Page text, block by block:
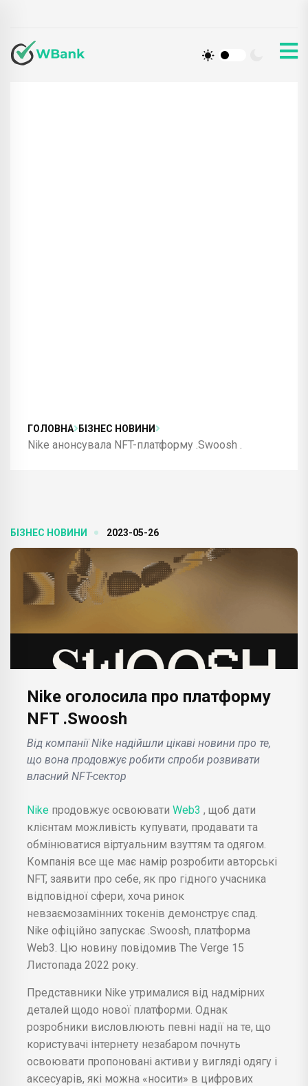
ГОЛОВНА БІЗНЕС НОВИНИ
Nike анонсувала NFT-платформу .Swoosh .
БІЗНЕС НОВИНИ 2023-05-26
Nike оголосила про платформу
NFT .Swoosh
Від компанії Nike надійшли цікаві новини про те,
що вона продовжує робити спроби розвивати
власний NFT-сектор
Nike продовжує освоювати Web3 , щоб дати
клієнтам можливість купувати, продавати та
обмінюватися віртуальним взуттям та одягом.
Компанія все ще має намір розробити авторські
NFT, заявити про себе, як про гідного учасника
відповідної сфери, хоча ринок
невзаємозамінних токенів демонструє спад.
Nike офіційно запускає .Swoosh, платформа
Web3. Цю новину повідомив The Verge 15
Листопада 2022 року.
Представники Nike утрималися від надмірних
деталей щодо нової платформи. Однак
розробники висловлюють певні надії на те, що
користувачі інтернету незабаром почнуть
освоювати пропоновані активи у вигляді одягу і
аксесуарів, які можна «носити» в цифрових